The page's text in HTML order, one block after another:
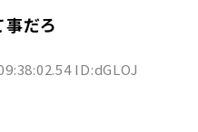
だろ
ID:dGLOJ